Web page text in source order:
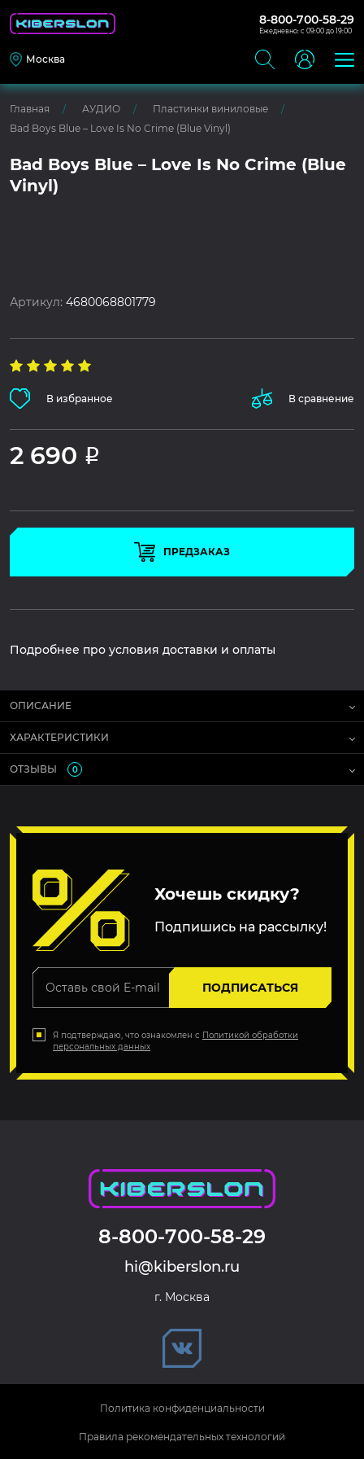
8-800-700-58-29
Ежедневно: с 09:00 до 19:00
Москва
Главная АУДИО
Пластинки виниловые
Bad Boys Blue – Love Is No Crime (Blue Vinyl)
Bad Boys Blue – Love Is No Crime (Blue
Vinyl)
Артикул:4680068801779
В избранное В сравнение
2 690 Р
ПРЕДЗАКАЗ
Подробнее про условия доставки и оплаты
ОПИСАНИЕ
ХАРАКТЕРИСТИКИ
ОТЗЫВЫ 0
Хочешь скидку?
Подпишись на рассылку!
ПОДПИСАТЬСЯ
Я подтверждаю, что ознакомлен с Политикой обработки
персональных данных
8-800-700-58-29
hi@kiberslon.ru
г. Москва
Политика конфиденциальности
Правила рекомендательных технологий